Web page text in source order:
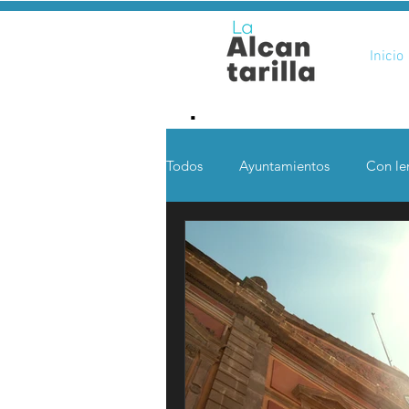
Inicio
.
Todos Ayuntamientos Con
Ciencia y Tecnología Voces
Política Mi Cuarto